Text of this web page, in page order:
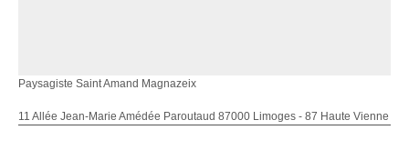
Paysagiste Saint Amand Magnazeix
11 Allée Jean-Marie Amédée Paroutaud 87000 Limoges - 87 Haute Vienne